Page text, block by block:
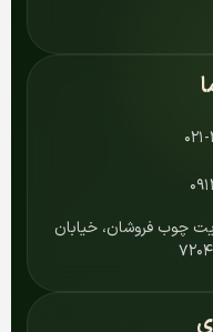
چوب فروشان، خیابان